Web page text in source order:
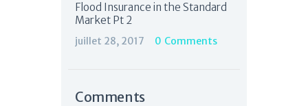
Flood Insurance in the Standard
Market Pt 2
juillet 28, 2017 0 Comments
Comments